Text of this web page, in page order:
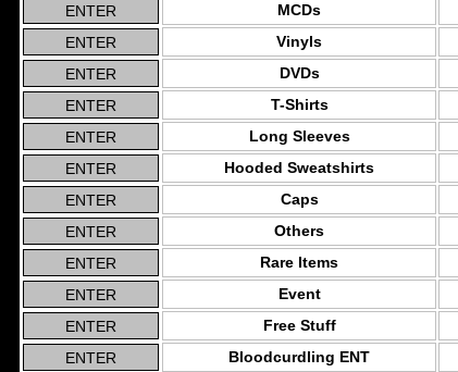
MCDs
Vinyls
DVDs
T-Shirts
Long Sleeves
Hooded Sweatshirts
Caps
Others
Rare Items
Event
Free Stuff
Bloodcurdling ENT